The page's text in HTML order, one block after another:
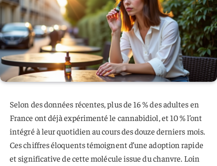
Selon des données récentes, plus de 16 % des adultes en
France ont déjà expérimenté le cannabidiol, et 10 % l’ont
intégré à leur quotidien au cours des douze derniers mois.
Ces chiffres éloquents témoignent d’une adoption rapide
et significative de cette molécule issue du chanvre. Loin